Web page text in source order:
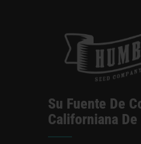
Su Fuente De
Californiana